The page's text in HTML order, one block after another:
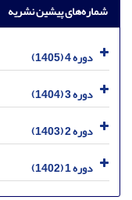
شماره‌های پیشین نشریه
دوره 4 (1405)
دوره 3 (1404)
دوره 2 (1403)
دوره 1 (1402)